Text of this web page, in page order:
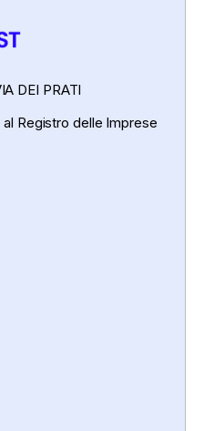
DEI PRATI
Registro delle Imprese